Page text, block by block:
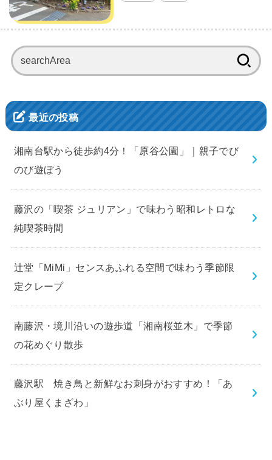
索:
最近の投稿
湘南台駅から徒歩約4分！「原谷公園」｜親子でび
のび遊ぼう
藤沢の「喫茶 ジュリアン」で味わう昭和レトロな
純喫茶時間
辻堂「MiMi」センスあふれる空間で味わう季節限
定クレープ
南藤沢・境川沿いの遊歩道「湘南桜並木」で季節
の花めぐり散歩
藤沢駅 焼き鳥と新鮮なお刺身がおすすめ！「あ
ぶり屋くまざわ」